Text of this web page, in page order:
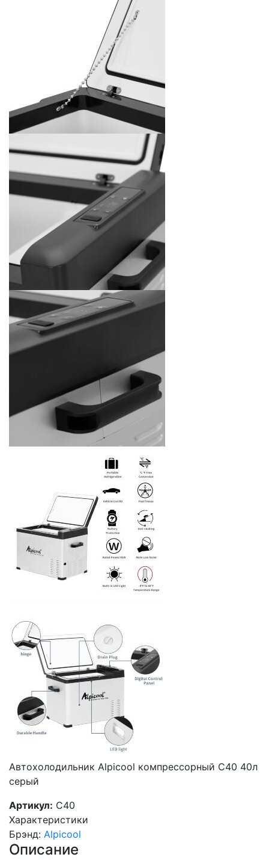
Автохолодильник Alpicool компрессорный C40 40л
серый
Артикул: C40
Характеристики
Брэнд: Alpicool
Описание